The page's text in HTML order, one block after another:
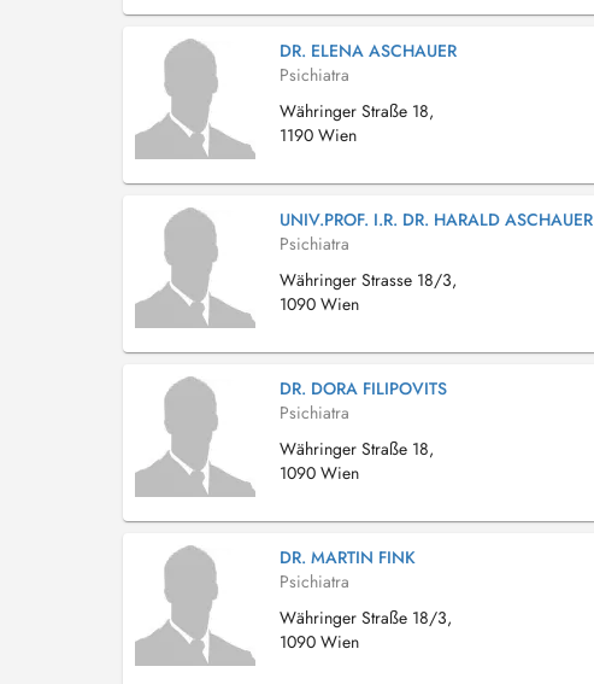
DR. ELENA ASCHAUER
Psichiatra
Währinger Straße 18,
1190 Wien
UNIV.PROF. I.R. DR. HARALD ASCHAUER
Psichiatra
Währinger Strasse 18/3,
1090 Wien
DR. DORA FILIPOVITS
Psichiatra
Währinger Straße 18,
1090 Wien
DR. MARTIN FINK
Psichiatra
Währinger Straße 18/3,
1090 Wien